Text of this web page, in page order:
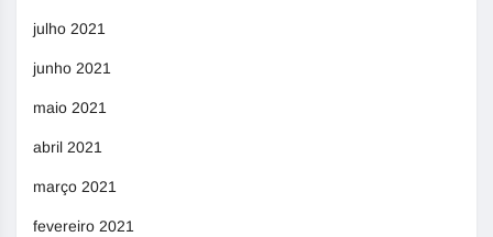
julho 2021
junho 2021
maio 2021
abril 2021
março 2021
fevereiro 2021